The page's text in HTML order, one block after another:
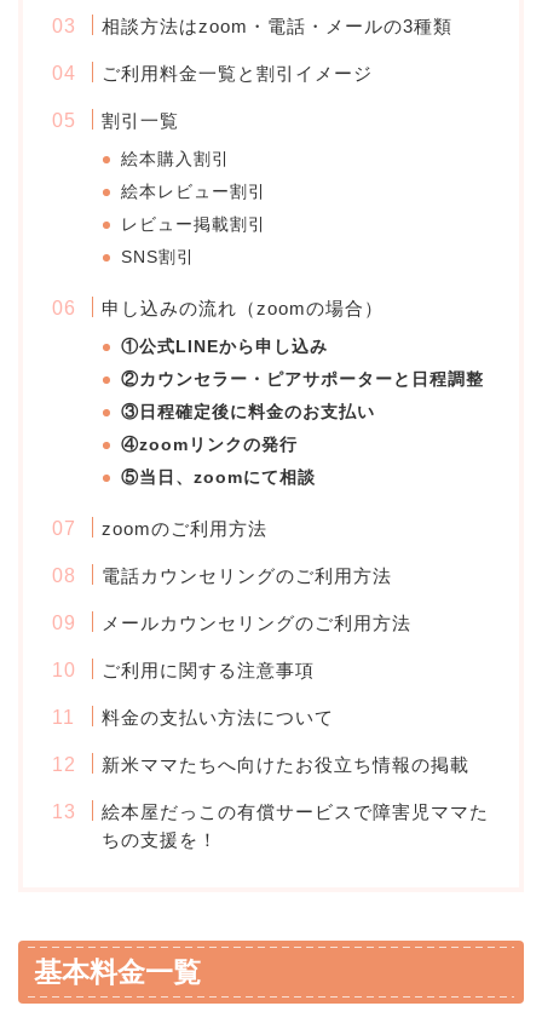
相談方法はzoom・電話・メールの3種類
ご利用料金一覧と割引イメージ
割引一覧
絵本購入割引
絵本レビュー割引
レビュー掲載割引
SNS割引
申し込みの流れ（zoomの場合）
①公式LINEから申し込み
②カウンセラー・ピアサポーターと日程調整
③日程確定後に料金のお支払い
④zoomリンクの発行
⑤当日、zoomにて相談
zoomのご利用方法
電話カウンセリングのご利用方法
メールカウンセリングのご利用方法
ご利用に関する注意事項
料金の支払い方法について
新米ママたちへ向けたお役立ち情報の掲載
絵本屋だっこの有償サービスで障害児ママた
ちの支援を！
基本料金一覧